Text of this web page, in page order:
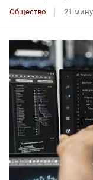
Общество 21